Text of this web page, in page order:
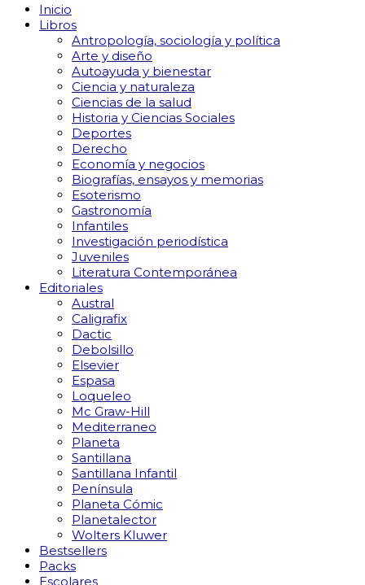
Inicio
Libros
Antropología, sociología y política
Arte y diseño
Autoayuda y bienestar
Ciencia y naturaleza
Ciencias de la salud
Historia y Ciencias Sociales
Deportes
Derecho
Economía y negocios
Biografías, ensayos y memorias
Esoterismo
Gastronomía
Infantiles
Investigación periodística
Juveniles
Literatura Contemporánea
Editoriales
Austral
Caligrafix
Dactic
Debolsillo
Elsevier
Espasa
Loqueleo
Mc Graw-Hill
Mediterraneo
Planeta
Santillana
Santillana Infantil
Península
Planeta Cómic
Planetalector
Wolters Kluwer
Bestsellers
Packs
Escolares